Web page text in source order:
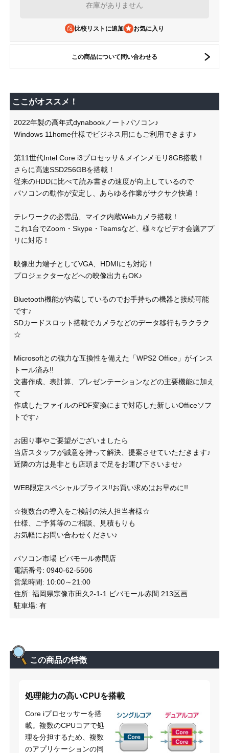
在庫がありません
比較リストに追加
この商品について問い合わせる
ここがオススメ！
2022年製の高年式dynabookノートパソコン♪
Windows 11home仕様でビジネス用にもご利用できます♪
第11世代Intel Core i3プロセッサ＆メインメモリ8GB搭載！
さらに高速SSD256GBを搭載！
従来のHDDに比べて読み書きの速度が向上しているので
パソコンの動作が安定し、あらゆる作業がサクサク快適！
テレワークの必需品、マイク内蔵Webカメラ搭載！
これ1台でZoom・Skype・Teamsなど、様々なビデオ会議アプ
リに対応！
映像出力端子としてVGA、HDMIにも対応！
プロジェクターなどへの映像出力もOK♪
Bluetooth機能が内蔵しているのでお手持ちの機器と接続可能
です♪
SDカードスロット搭載でカメラなどのデータ移行もラクラク
☆
Microsoftとの強力な互換性を備えた「WPS2 Office」がインス
トール済み!!
文書作成、表計算、プレゼンテーションなどの主要機能に加え
て
作成したファイルのPDF変換にまで対応した新しいOfficeソフ
トです♪
お困り事やご要望がございましたら
当店スタッフが誠意を持って解決、提案させていただきます♪
近隣の方は是非とも店頭まで足をお運び下さいませ♪
WEB限定スペシャルプライス!!お買い求めはお早めに!!
☆複数台の導入をご検討の法人担当者様☆
仕様、ご予算等のご相談、見積もりも
お気軽にお問い合わせください♪
パソコン市場 ビバモール赤間店
電話番号: 0940-62-5506
営業時間: 10:00～21:00
住所: 福岡県宗像市田久2-1-1 ビバモール赤間 213区画
駐車場: 有
この商品の特徴
処理能力の高いCPUを搭載
Core iプロセッサーを搭
載。複数のCPUコアで処
理を分担するため、複数
のアプリケーションの同